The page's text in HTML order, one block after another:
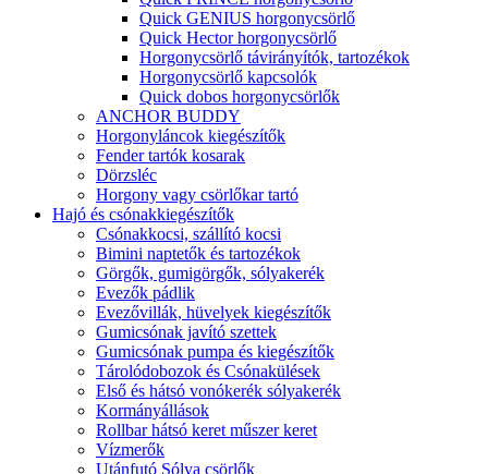
Quick GENIUS horgonycsörlő
Quick Hector horgonycsörlő
Horgonycsörlő távirányítók, tartozékok
Horgonycsörlő kapcsolók
Quick dobos horgonycsörlők
ANCHOR BUDDY
Horgonyláncok kiegészítők
Fender tartók kosarak
Dörzsléc
Horgony vagy csörlőkar tartó
Hajó és csónakkiegészítők
Csónakkocsi, szállító kocsi
Bimini naptetők és tartozékok
Görgők, gumigörgők, sólyakerék
Evezők pádlik
Evezővillák, hüvelyek kiegészítők
Gumicsónak javító szettek
Gumicsónak pumpa és kiegészítők
Tárolódobozok és Csónakülések
Első és hátsó vonókerék sólyakerék
Kormányállások
Rollbar hátsó keret műszer keret
Vízmerők
Utánfutó Sólya csörlők